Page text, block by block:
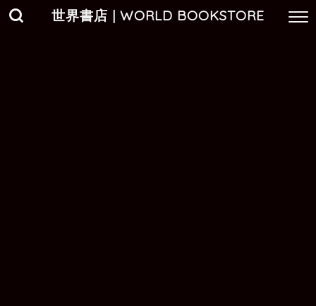
世界書店 | WORLD BOOKSTORE